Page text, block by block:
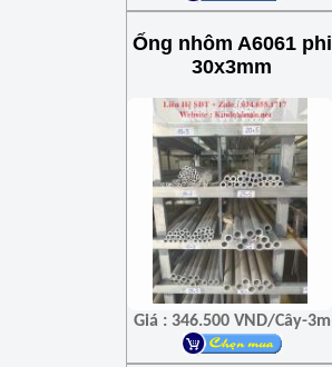
Ống nhôm A6061 phi
30x3mm
Giá : 346.500 VND/Cây-3m